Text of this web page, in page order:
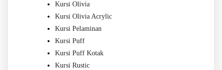
Kursi Olivia
Kursi Olivia Acrylic
Kursi Pelaminan
Kursi Puff
Kursi Puff Kotak
Kursi Rustic